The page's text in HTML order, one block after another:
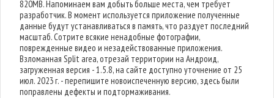
820MB. Напоминаем вам добыть больше места, чем требует
разработчик. В момент используется приложение полученные
данные будут устанавливаться в память, что раздует последний
масштаб. Сотрите всякие ненадобные фотографии,
поврежденные видео и незадействованные приложения.
Взломанная Split area, отрезай территории на Андроид,
загруженная версия - 1.5.8, на сайте доступно уточнение от 25
июл. 2023 г. - перепишите новоиспеченную версию, здесь были
поправлены дефекты и подтормаживания.